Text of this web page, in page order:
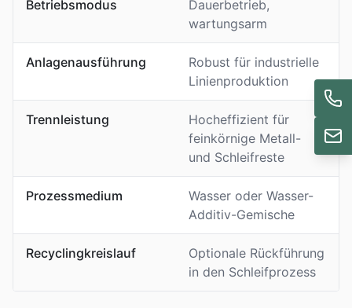
Betriebsmodus
Dauerbetrieb,
wartungsarm
Anlagenausführung
Robust für industrielle
Linienproduktion
Trennleistung
Hocheffizient für
feinkörnige Metall-
und Schleifreste
Prozessmedium
Wasser oder Wasser-
Additiv-Gemische
Recyclingkreislauf
Optionale Rückführung
in den Schleifprozess